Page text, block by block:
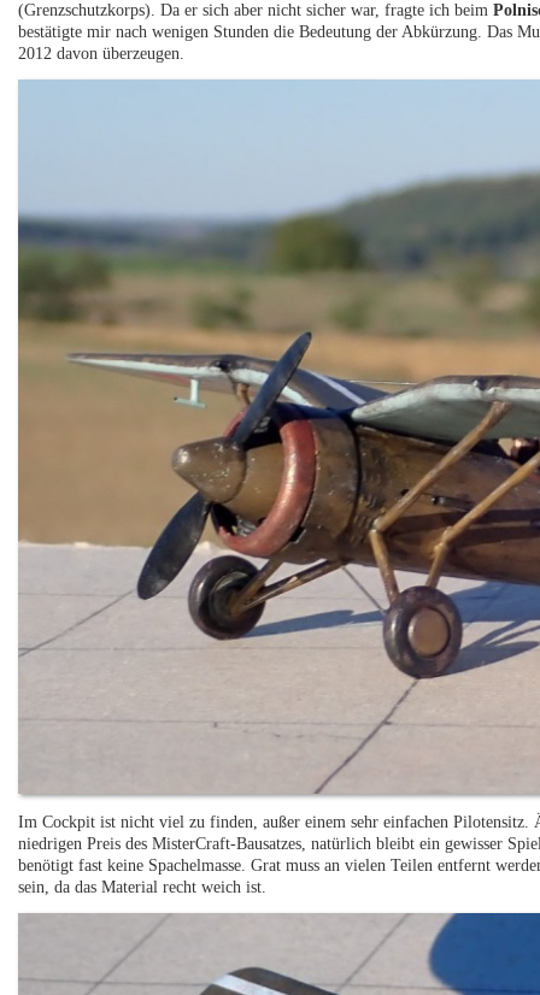
(Grenzschutzkorps). Da er sich aber nicht sicher war, fragte ich beim
bestätigte mir nach wenigen Stunden die Bedeutung der Abkürzung. Das
2012 davon überzeugen.
Im Cockpit ist nicht viel zu finden, außer einem sehr einfachen Pilotensitz.
niedrigen Preis des MisterCraft-Bausatzes, natürlich bleibt ein gewisser
benötigt fast keine Spachelmasse. Grat muss an vielen Teilen entfernt
sein, da das Material recht weich ist.